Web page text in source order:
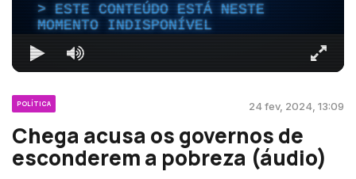
ESTE CONTEÚDO ESTÁ NESTE
MOMENTO INDISPONÍVEL
POLÍTICA 24 fev, 2024, 13:09
Chega acusa os governos de
esconderem a pobreza (áudio)